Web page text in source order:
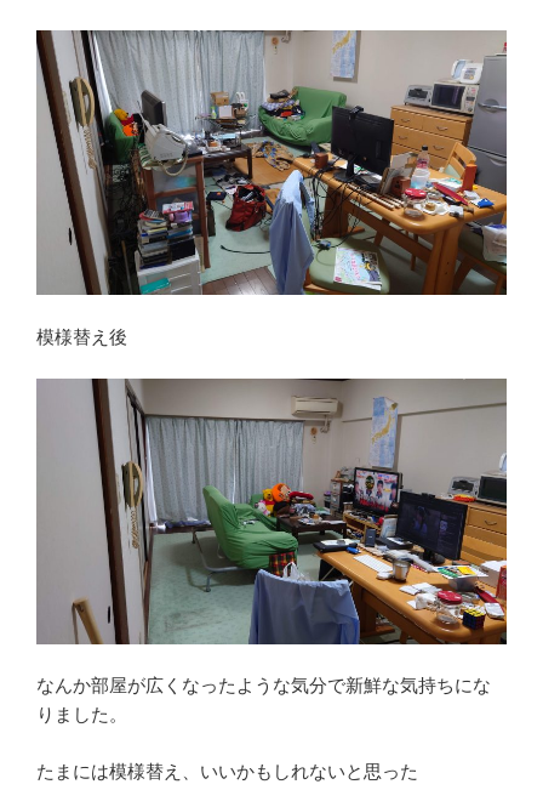
模様替え後
なんか部屋が広くなったような気分で新鮮な気持ちにな
りました。
たまには模様替え、いいかもしれないと思った